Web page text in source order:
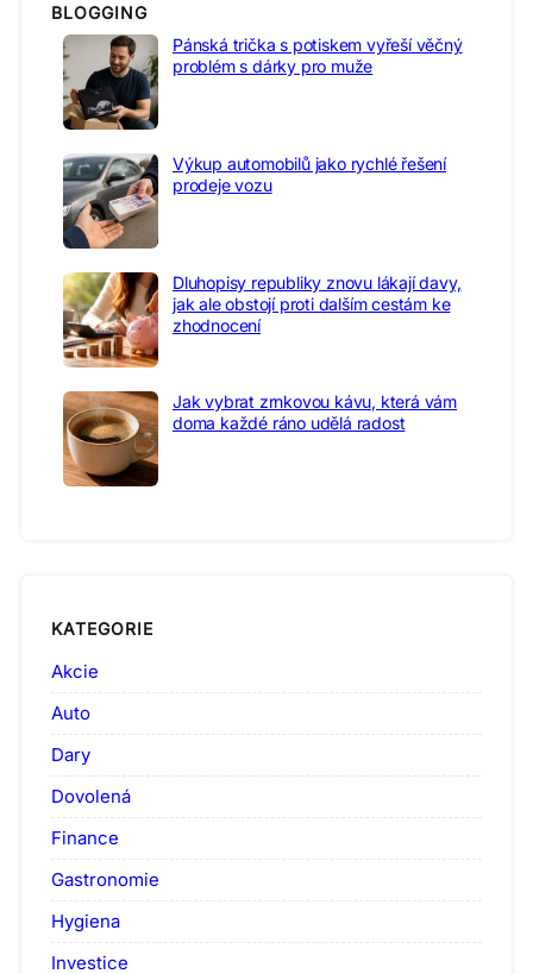
BLOGGING
Pánská trička s potiskem vyřeší věčný
problém s dárky pro muže
Výkup automobilů jako rychlé řešení
prodeje vozu
Dluhopisy republiky znovu lákají davy,
jak ale obstojí proti dalším cestám ke
zhodnocení
Jak vybrat zrnkovou kávu, která vám
doma každé ráno udělá radost
KATEGORIE
Akcie
Auto
Dary
Dovolená
Finance
Gastronomie
Hygiena
Investice